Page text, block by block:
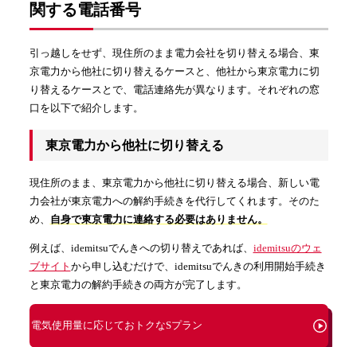
関する電話番号
引っ越しをせず、現住所のまま電力会社を切り替える場合、東
京電力から他社に切り替えるケースと、他社から東京電力に切
り替えるケースとで、電話連絡先が異なります。それぞれの窓
口を以下で紹介します。
東京電力から他社に切り替える
現住所のまま、東京電力から他社に切り替える場合、新しい電
力会社が東京電力への解約手続きを代行してくれます。そのた
め、 自身で東京電力に連絡する必要はありません。
例えば、idemitsuでんきへの切り替えであれば、 idemitsuのウェ
ブサイト から申し込むだけで、idemitsuでんきの利用開始手続き
と東京電力の解約手続きの両方が完了します。
電気使用量に応じておトクなSプラン